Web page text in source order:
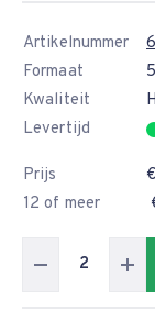
Artikelnummer
Formaat
Kwaliteit
Levertijd
Prijs
12 of meer